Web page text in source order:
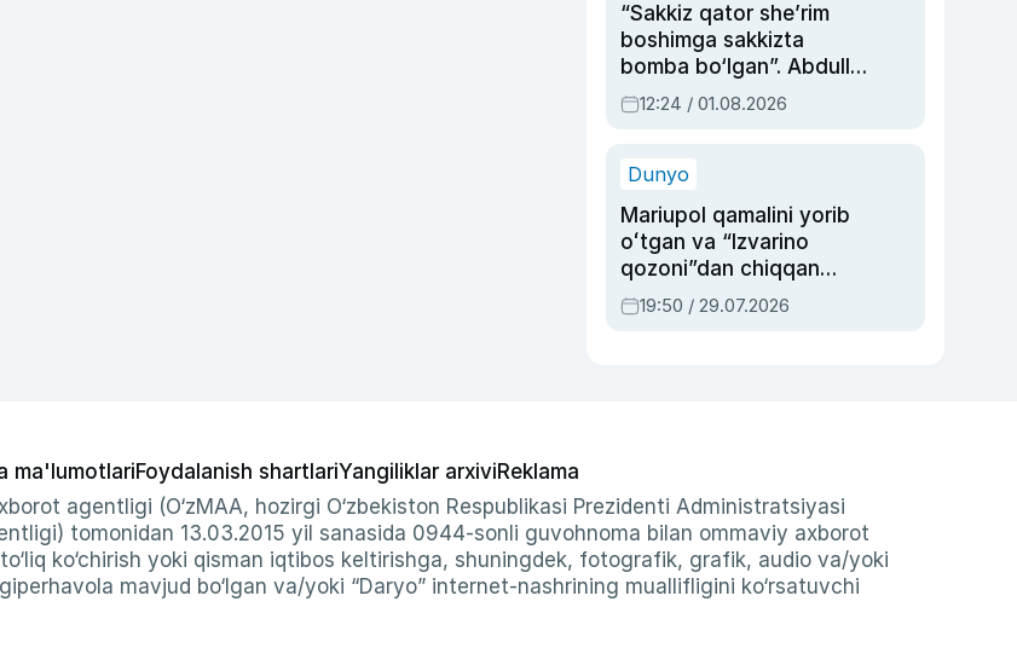
“Sakkiz qator she’rim
boshimga sakkizta
bomba bo‘lgan”. Abdulla
Oripovni siyosiy
ayblovlardan asrab
12:24 / 01.08.2026
Dunyo
Mariupol qamalini yorib
oʻtgan va “Izvarino
qozoni”dan chiqqan
qahramon — Ukraina
armiyasi bosh
19:50 / 29.07.2026
ma'lumotlariFoydalanish shartlariYangiliklar arxiviReklama
agentligi (O‘zMAA, hozirgi O‘zbekiston Respublikasi Prezidenti Administratsiyasi
tomonidan 13.03.2015 yil sanasida 0944-sonli guvohnoma bilan ommaviy axborot
ko‘chirish yoki qisman iqtibos keltirishga, shuningdek, fotografik, grafik, audio va/yoki
mavjud bo‘lgan va/yoki “Daryo” internet-nashrining muallifligini ko‘rsatuvchi